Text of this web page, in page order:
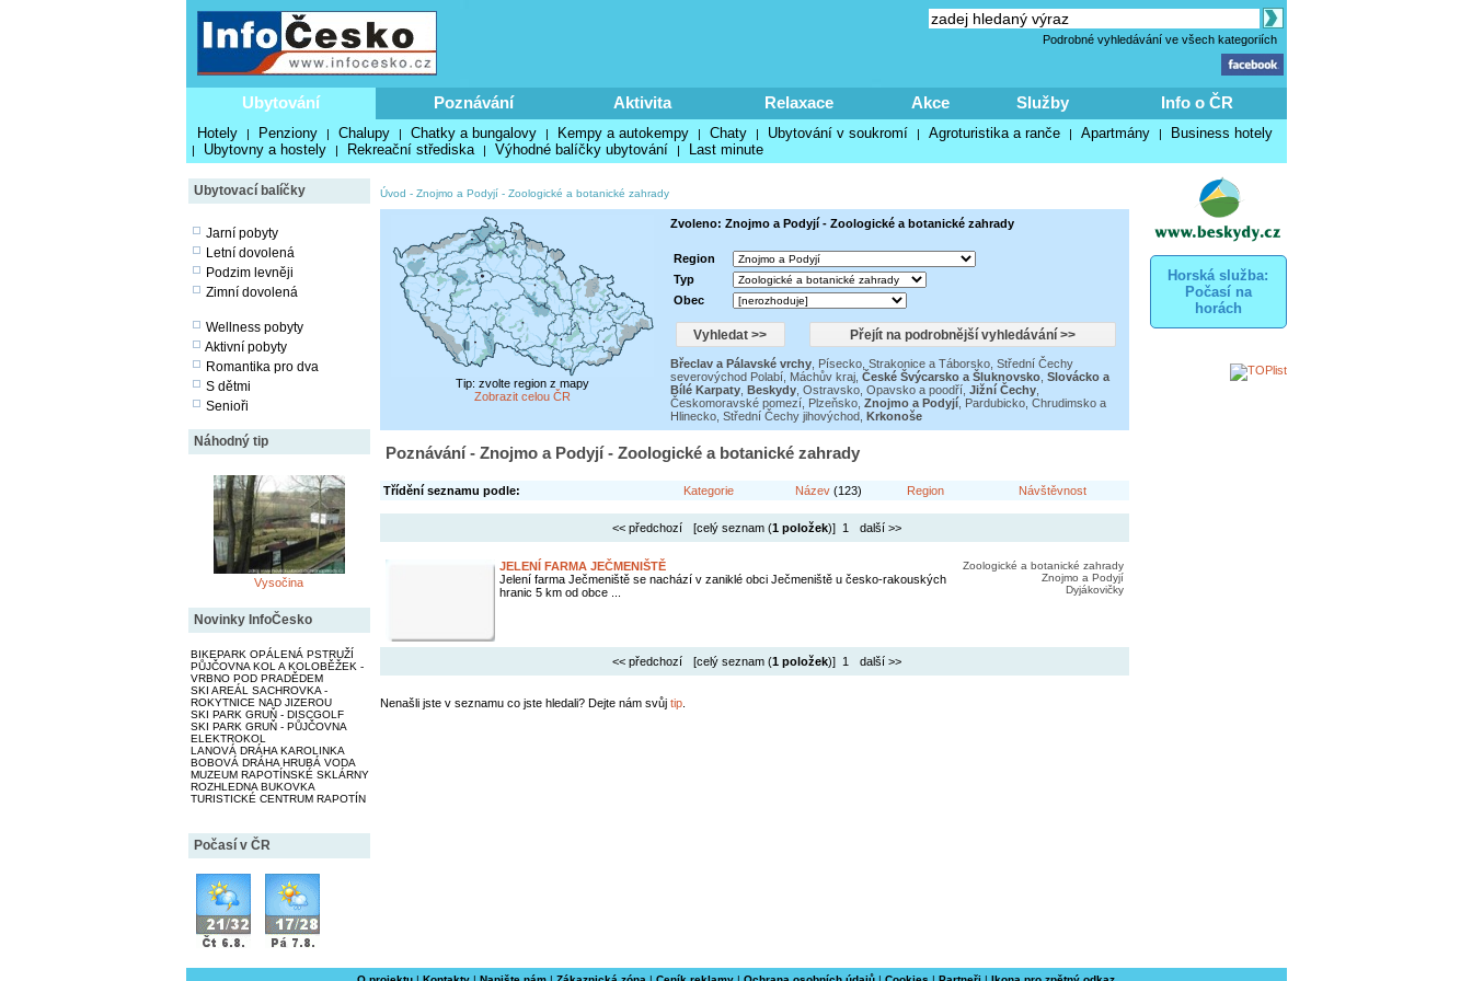
Podrobné vyhledávání ve všech kategoriích
Ubytování Poznávání Aktivita Relaxace Akce Služby Info o ČR
Hotely | Penziony | Chalupy | Chatky a bungalovy | Kempy a autokempy | Chaty | Ubytování v soukromí | Agroturistika a ranče | Apartmány | Business hotely
| Ubytovny a hostely | Rekreační střediska | Výhodné balíčky ubytování | Last minute
Ubytovací balíčky
Jarní pobyty
Letní dovolená
Podzim levněji
Zimní dovolená
Wellness pobyty
Aktivní pobyty
Romantika pro dva
S dětmi
Senioři
Náhodný tip
Vysočina
Novinky InfoČesko
BIKEPARK OPÁLENÁ PSTRUŽÍ
PŮJČOVNA KOL A KOLOBĚŽEK -
VRBNO POD PRADĚDEM
SKI AREÁL SACHROVKA -
ROKYTNICE NAD JIZEROU
SKI PARK GRUŇ - DISCGOLF
SKI PARK GRUŇ - PŮJČOVNA
ELEKTROKOL
LANOVÁ DRÁHA KAROLINKA
BOBOVÁ DRÁHA HRUBÁ VODA
MUZEUM RAPOTÍNSKÉ SKLÁRNY
ROZHLEDNA BUKOVKA
TURISTICKÉ CENTRUM RAPOTÍN
Počasí v ČR
Horská služba:
Počasí na
horách
Úvod - Znojmo a Podyjí- Zoologické a botanické zahrady
Tip: zvolte region z mapy
Zobrazit celou ČR
Zvoleno: Znojmo a Podyjí - Zoologické a botanické zahrady
Region
Typ
Obec
Břeclav a Pálavské vrchy, Písecko, Strakonice a Táborsko, Střední Čechy
severovýchod Polabí, Máchův kraj, České Švýcarsko a Šluknovsko, Slovácko a
Bílé Karpaty, Beskydy, Ostravsko, Opavsko a poodří, Jižní Čechy,
Českomoravské pomezí, Plzeňsko, Znojmo a Podyjí, Pardubicko, Chrudimsko a
Hlinecko, Střední Čechy jihovýchod, Krkonoše
Poznávání - Znojmo a Podyjí - Zoologické a botanické zahrady
Třídění seznamu podle: Kategorie Název(123) Region Návštěvnost
<< předchozí [celý seznam (1 položek)] 1 další >>
JELENÍ FARMA JEČMENIŠTĚ
Jelení farma Ječmeniště se nachází v zaniklé obci Ječmeniště u česko-rakouských
hranic 5 km od obce ...
Zoologické a botanické zahrady
Znojmo a Podyjí
Dyjákovičky
<< předchozí [celý seznam (1 položek)] 1 další >>
Nenašli jste v seznamu co jste hledali? Dejte nám svůj tip.